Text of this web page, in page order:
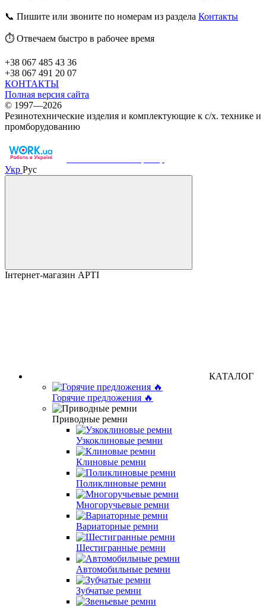
📞 Пишите или звоните по номерам из раздела Контакты
⏱️ Отвечаем быстро в рабочее время
+38 067 485 43 36
+38 067 491 20 07
КОНТАКТЫ
Полная версия сайта
© 1997—2026
Резинотехнические изделия и комплектующие к с/х. технике и
промборудованию
Укр Рус
Інтернет-магазин АРТІ
КАТАЛОГ
Горячие предложения 🔥
Приводные ремни
Узкоклиновые ремни
Клиновые ремни
Поликлиновые ремни
Многоручьевые ремни
Вариаторные ремни
Шестигранные ремни
Автомобильные ремни
Зубчатые ремни